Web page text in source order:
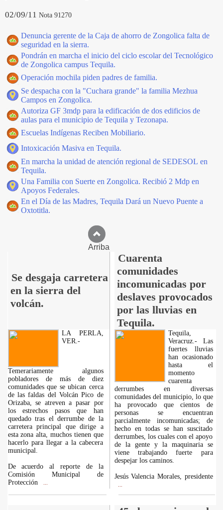
02/09/11 Nota 91270
Denuncia gerente de la Caja de ahorro de Zongolica falta de
seguridad en la sierra.
Pondrán en marcha el inicio del ciclo escolar del Tecnológico
de Zongolica campus Tequila.
Operación mochila piden padres de familia.
Se despacha con la "Cuchara grande" la familia Mezhua
Campos en Zongolica.
Autoriza GF 3mdp para la edificación de dos edificios de
aulas para el municipio de Tequila y Tezonapa.
Escuelas Indígenas Reciben Mobiliario.
Intoxicación Masiva en Tequila.
En marcha la unidad de atención regional de SEDESOL en
Tequila.
Una Familia con Suerte en Zongolica. Recibió 2 Mdp en
Apoyos Federales.
En el Día de las Madres, Tequila Dará un Nuevo Puente a
Oxtotitla.
Arriba
Se desgaja carretera
en la sierra del
volcán.
Cuarenta
comunidades
incomunicadas por
deslaves provocados
por las lluvias en
Tequila.
LA PERLA,
VER.-
Temerariamente algunos
pobladores de más de diez
comunidades que se ubican cerca
de las faldas del Volcán Pico de
Orizaba, se atreven a pasar por
los estrechos pasos que han
quedado tras el derrumbe de la
carretera principal que dirige a
esta zona alta, muchos tienen que
hacerlo para llegar a la cabecera
municipal.
De acuerdo al reporte de la
Comisión Municipal de
Protección
Tequila,
Veracruz.- Las
fuertes lluvias
han ocasionado
hasta el
momento
cuarenta
derrumbes en diversas
comunidades del municipio, lo que
ha provocado que cientos de
personas se encuentran
parcialmente incomunicadas; de
hecho en todas se han suscitado
derrumbes, los cuales con el apoyo
de la gente y la maquinaria se
viene trabajando fuerte para
despejar los caminos.
Jesús Valencia Morales, presidente